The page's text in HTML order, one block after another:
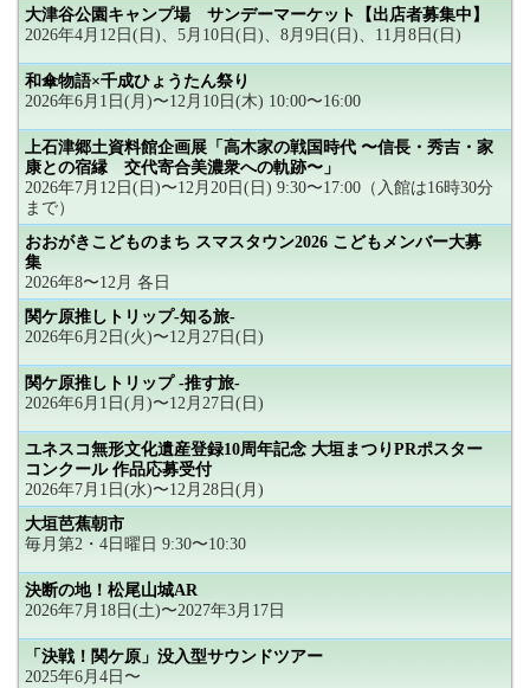
大津谷公園キャンプ場 サンデーマーケット【出店者募集中】
2026年4月12日(日)、5月10日(日)、8月9日(日)、11月8日(日)
和傘物語×千成ひょうたん祭り
2026年6月1日(月)〜12月10日(木) 10:00〜16:00
上石津郷土資料館企画展「高木家の戦国時代 〜信長・秀吉・家
康との宿縁 交代寄合美濃衆への軌跡〜」
2026年7月12日(日)〜12月20日(日) 9:30〜17:00（入館は16時30分
まで）
おおがきこどものまち スマスタウン2026 こどもメンバー大募
集
2026年8〜12月 各日
関ケ原推しトリップ-知る旅-
2026年6月2日(火)〜12月27日(日)
関ケ原推しトリップ -推す旅-
2026年6月1日(月)〜12月27日(日)
ユネスコ無形文化遺産登録10周年記念 大垣まつりPRポスター
コンクール 作品応募受付
2026年7月1日(水)〜12月28日(月)
大垣芭蕉朝市
毎月第2・4日曜日 9:30〜10:30
決断の地！松尾山城AR
2026年7月18日(土)〜2027年3月17日
「決戦！関ケ原」没入型サウンドツアー
2025年6月4日〜